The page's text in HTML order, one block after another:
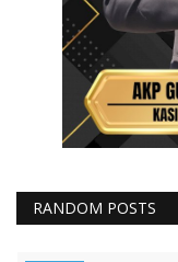
RANDOM POSTS